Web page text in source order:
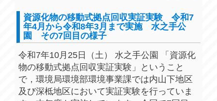
資源化物の移動式拠点回収実証実験 令和7
年4月から令和8年3月まで実施 水之手公
園 その7回目の様子
令和7年10月25日（土） 水之手公園 「資源化
物の移動式拠点回収実証実験」ということ
で，環境局環境部環境事業課では内山下地区
及び深柢地区において実証実験を行っていま